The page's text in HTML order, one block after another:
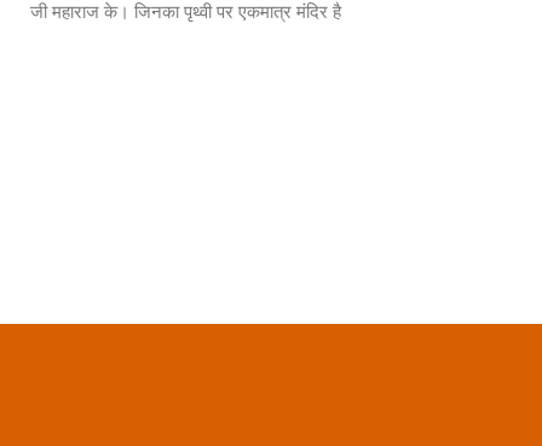
जी महाराज के। जिनका पृथ्वी पर एकमात्र मंदिर है